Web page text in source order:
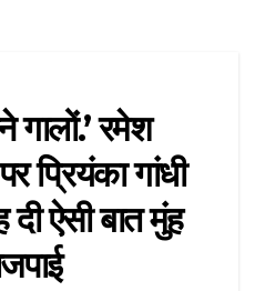
गालों.’ रमेश
प्रियंका गांधी
ऐसी बात मुंह